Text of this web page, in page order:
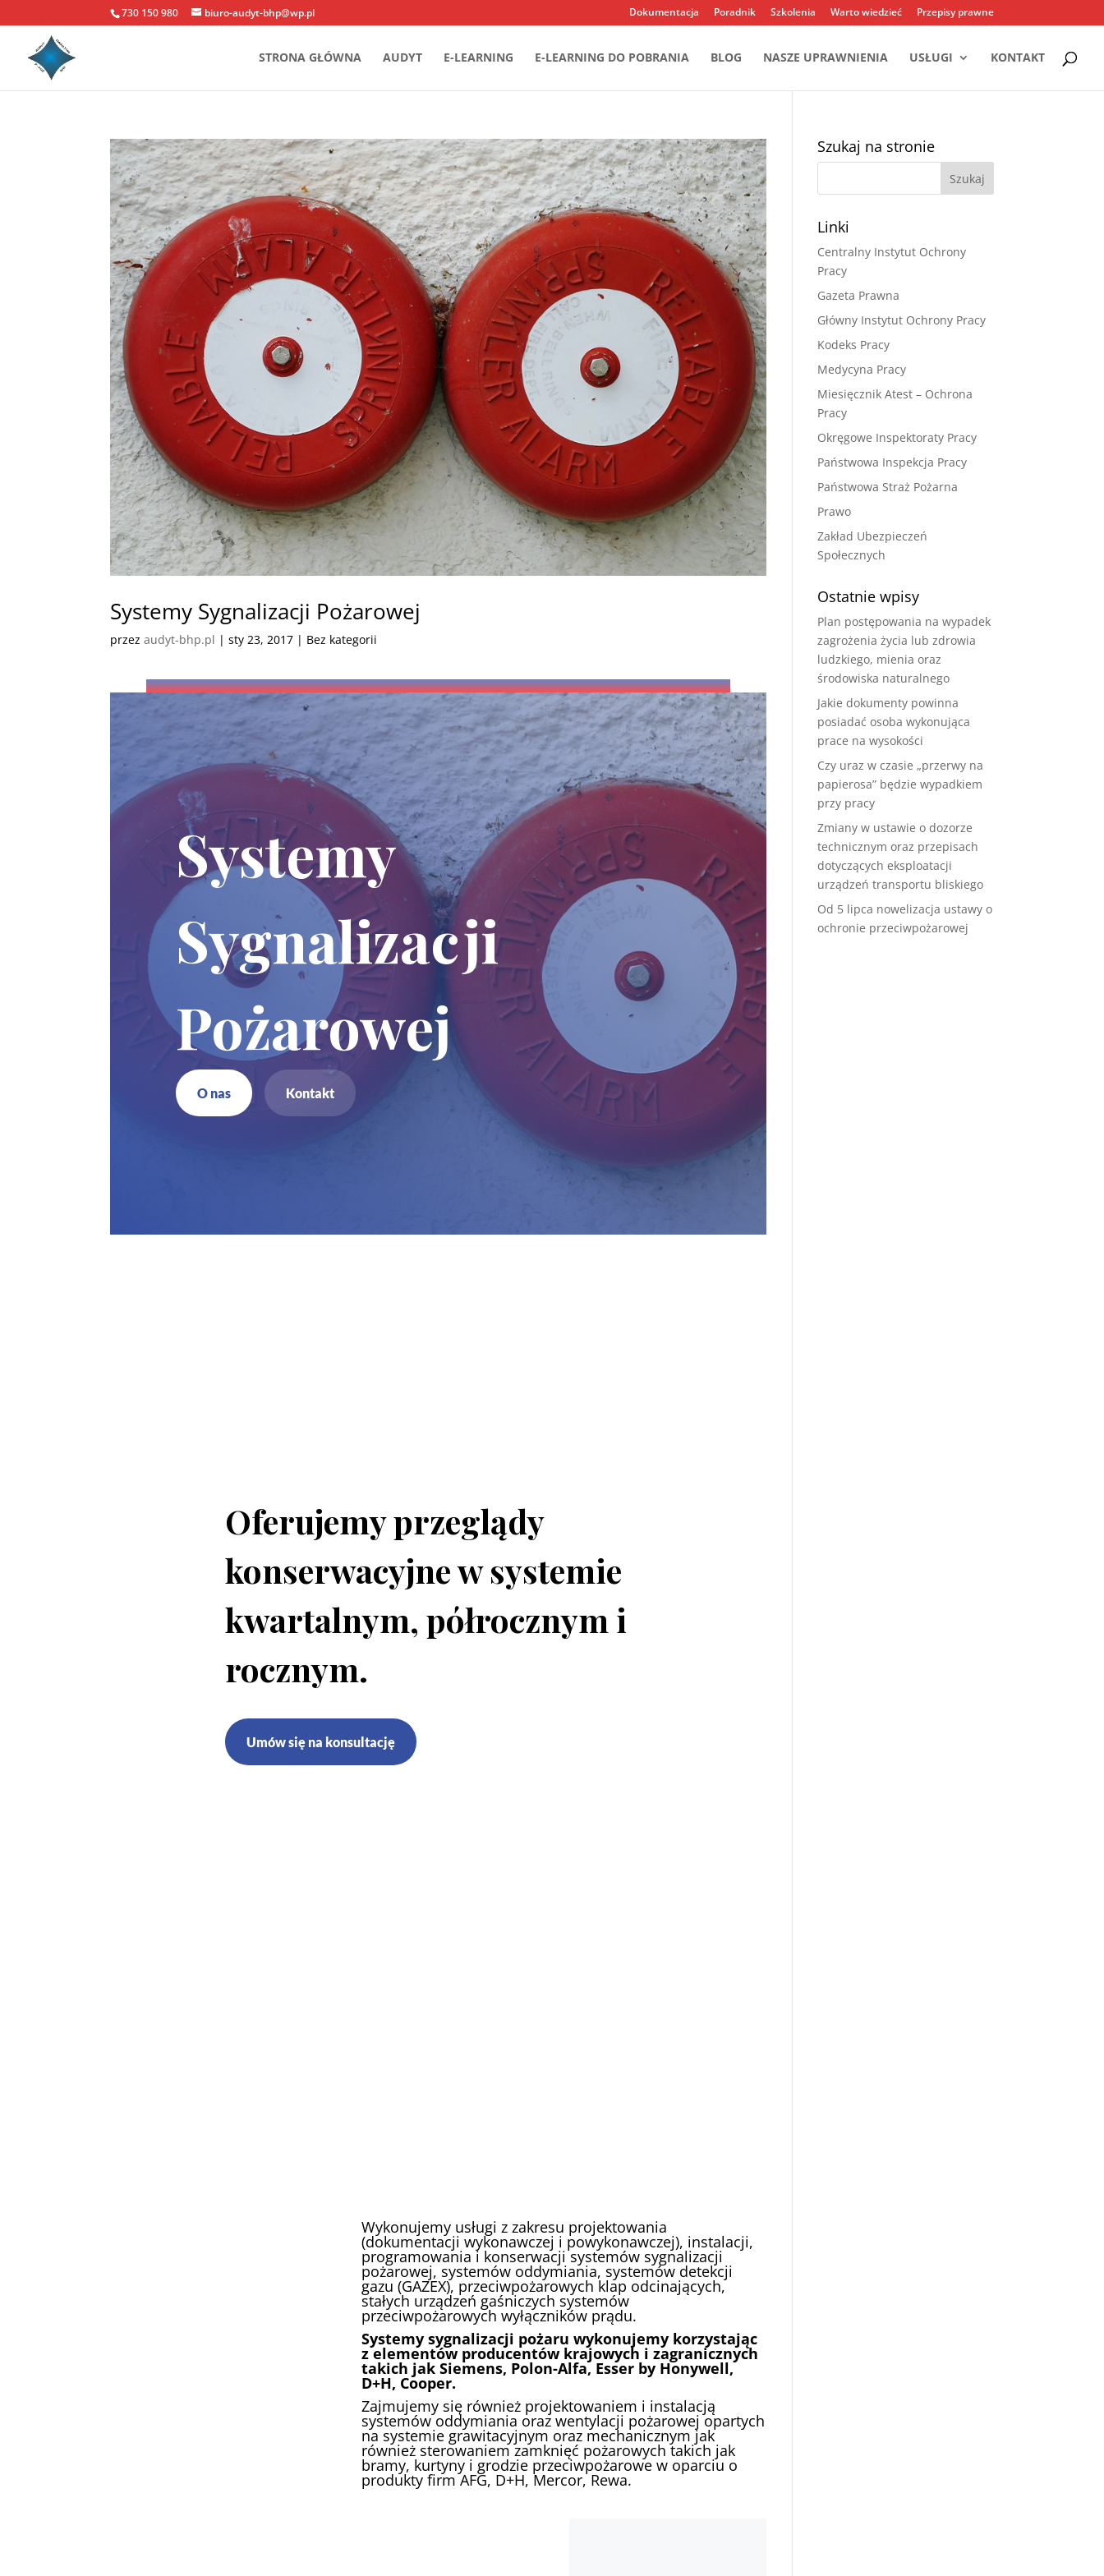
730 150 980 biuro-audyt-bhp@wp.pl Dokumentacja Poradnik Szkolenia Warto wiedzieć Przepisy prawne
STRONA GŁÓWNA AUDYT E-LEARNING E-LEARNING DO POBRANIA BLOG NASZE UPRAWNIENIA USŁUGI KONTAKT
Systemy Sygnalizacji Pożarowej
przezaudyt-bhp.pl |sty 23, 2017 | Bez kategorii
Systemy
Sygnalizacji
Pożarowej
O nas Kontakt
Oferujemy przeglądy
konserwacyjne w systemie
kwartalnym, półrocznym i
rocznym.
Umów się na konsultację
Wykonujemy usługi z zakresu projektowania
(dokumentacji wykonawczej i powykonawczej), instalacji,
programowania i konserwacji systemów sygnalizacji
pożarowej, systemów oddymiania, systemów detekcji
gazu (GAZEX), przeciwpożarowych klap odcinających,
stałych urządzeń gaśniczych systemów
przeciwpożarowych wyłączników prądu.
Systemy sygnalizacji pożaru wykonujemy korzystając
z elementów producentów krajowych i zagranicznych
takich jak Siemens, Polon-Alfa, Esser by Honywell,
D+H, Cooper.
Zajmujemy się również projektowaniem i instalacją
systemów oddymiania oraz wentylacji pożarowej opartych
na systemie grawitacyjnym oraz mechanicznym jak
również sterowaniem zamknięć pożarowych takich jak
bramy, kurtyny i grodzie przeciwpożarowe w oparciu o
produkty firm AFG, D+H, Mercor, Rewa.
Szukaj na stronie
Linki
Centralny Instytut Ochrony
Pracy
Gazeta Prawna
Główny Instytut Ochrony Pracy
Kodeks Pracy
Medycyna Pracy
Miesięcznik Atest – Ochrona
Pracy
Okręgowe Inspektoraty Pracy
Państwowa Inspekcja Pracy
Państwowa Straż Pożarna
Prawo
Zakład Ubezpieczeń
Społecznych
Ostatnie wpisy
Plan postępowania na wypadek
zagrożenia życia lub zdrowia
ludzkiego, mienia oraz
środowiska naturalnego
Jakie dokumenty powinna
posiadać osoba wykonująca
prace na wysokości
Czy uraz w czasie „przerwy na
papierosa” będzie wypadkiem
przy pracy
Zmiany w ustawie o dozorze
technicznym oraz przepisach
dotyczących eksploatacji
urządzeń transportu bliskiego
Od 5 lipca nowelizacja ustawy o
ochronie przeciwpożarowej